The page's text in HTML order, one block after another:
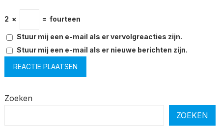
2 × = fourteen
Stuur mij een e-mail als er vervolgreacties zijn.
Stuur mij een e-mail als er nieuwe berichten zijn.
Zoeken
ZOEKEN